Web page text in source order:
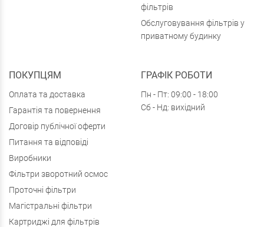
фільтрів
Обслуговування фільтрів у
приватному будинку
ПОКУПЦЯМ
Оплата та доставка
Гарантія та повернення
Договір публічної оферти
Питання та відповіді
Виробники
Фільтри зворотний осмос
Проточні фільтри
Магістральні фільтри
Картриджі для фільтрів
ГРАФІК РОБОТИ
Пн - Пт: 09:00 - 18:00
Сб - Нд: вихідний